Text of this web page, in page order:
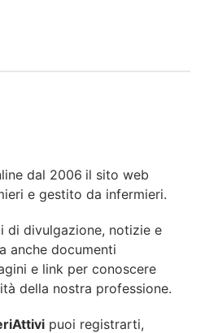
dal 2006 il sito web
e gestito da infermieri.
di divulgazione, notizie e
anche documenti
e link per conoscere
della nostra professione.
puoi registrarti,